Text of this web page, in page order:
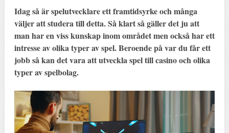
Idag så är spelutvecklare ett framtidsyrke och många
väljer att studera till detta. Så klart så gäller det ju att
man har en viss kunskap inom området men också har ett
intresse av olika typer av spel. Beroende på var du får ett
jobb så kan det vara att utveckla spel till casino och olika
typer av spelbolag.